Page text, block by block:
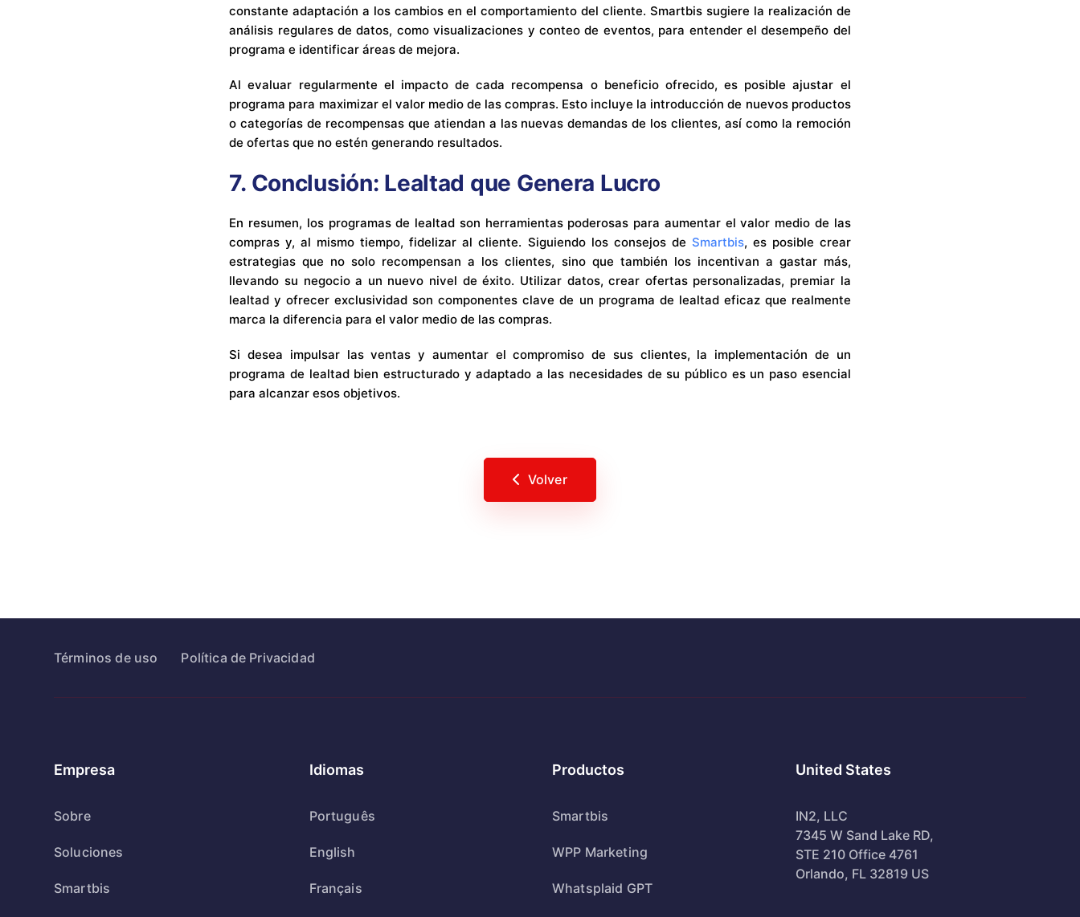
constante adaptación a los cambios en el comportamiento del cliente. Smartbis sugiere la realización de
análisis regulares de datos, como visualizaciones y conteo de eventos, para entender el desempeño del
programa e identificar áreas de mejora.
Al evaluar regularmente el impacto de cada recompensa o beneficio ofrecido, es posible ajustar el
programa para maximizar el valor medio de las compras. Esto incluye la introducción de nuevos productos
o categorías de recompensas que atiendan a las nuevas demandas de los clientes, así como la remoción
de ofertas que no estén generando resultados.
7. Conclusión: Lealtad que Genera Lucro
En resumen, los programas de lealtad son herramientas poderosas para aumentar el valor medio de las
compras y, al mismo tiempo, fidelizar al cliente. Siguiendo los consejos de Smartbis, es posible crear
estrategias que no solo recompensan a los clientes, sino que también los incentivan a gastar más,
llevando su negocio a un nuevo nivel de éxito. Utilizar datos, crear ofertas personalizadas, premiar la
lealtad y ofrecer exclusividad son componentes clave de un programa de lealtad eficaz que realmente
marca la diferencia para el valor medio de las compras.
Si desea impulsar las ventas y aumentar el compromiso de sus clientes, la implementación de un
programa de lealtad bien estructurado y adaptado a las necesidades de su público es un paso esencial
para alcanzar esos objetivos.
Volver
Términos de uso Política de Privacidad
Empresa
Sobre
Soluciones
Smartbis
Idiomas
Português
English
Français
Productos
Smartbis
WPP Marketing
Whatsplaid GPT
United States
IN2, LLC
7345 W Sand Lake RD,
STE 210 Office 4761
Orlando, FL 32819 US